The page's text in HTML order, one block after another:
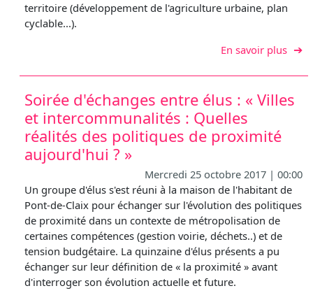
territoire (développement de l'agriculture urbaine, plan
cyclable...).
En savoir plussur
Soirée d'échanges entre élus : « Villes
et intercommunalités : Quelles
réalités des politiques de proximité
aujourd'hui ? »
Mercredi 25 octobre 2017 | 00:00
Un groupe d'élus s'est réuni à la maison de l'habitant de
Pont-de-Claix pour échanger sur l'évolution des politiques
de proximité dans un contexte de métropolisation de
certaines compétences (gestion voirie, déchets..) et de
tension budgétaire. La quinzaine d'élus présents a pu
échanger sur leur définition de « la proximité » avant
d'interroger son évolution actuelle et future.